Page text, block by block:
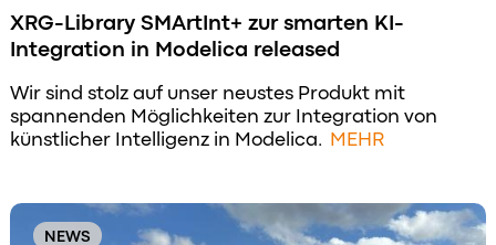
XRG-Library SMArtInt+ zur smarten KI-
Integration in Modelica released
Wir sind stolz auf unser neustes Produkt mit
spannenden Möglichkeiten zur Integration von
künstlicher Intelligenz in Modelica.
MEHR
NEWS